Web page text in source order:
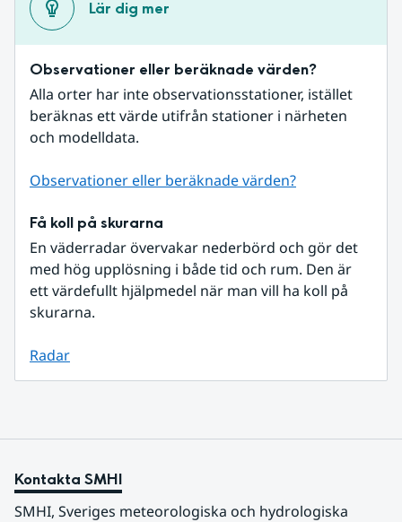
Lär dig mer
Observationer eller beräknade värden?
Alla orter har inte observationsstationer, istället
beräknas ett värde utifrån stationer i närheten
och modelldata.
Observationer eller beräknade värden?
Få koll på skurarna
En väderradar övervakar nederbörd och gör det
med hög upplösning i både tid och rum. Den är
ett värdefullt hjälpmedel när man vill ha koll på
skurarna.
Radar
Kontakta SMHI
SMHI, Sveriges meteorologiska och hydrologiska